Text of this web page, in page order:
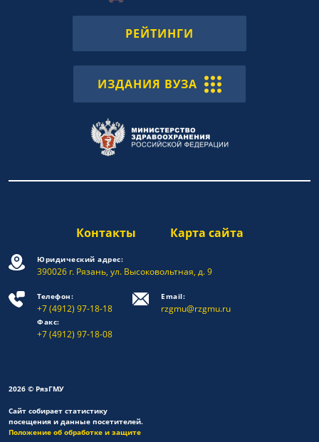
РЕЙТИНГИ
ИЗДАНИЯ ВУЗА
Контакты Карта сайта
Юридический адрес:
390026 г. Рязань, ул. Высоковольтная, д. 9
Телефон:
+7 (4912) 97-18-18
Факс:
+7 (4912) 97-18-08
Email:
rzgmu@rzgmu.ru
2026 © РязГМУ
Сайт собирает статистику
посещения и данные посетителей.
Положение об обработке и защите